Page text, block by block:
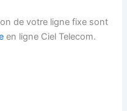
de votre ligne fixe sont
en ligne Ciel Telecom.